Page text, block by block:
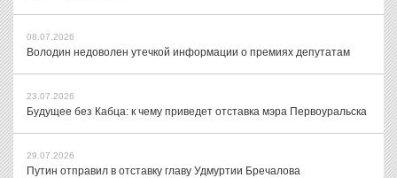
08.07.2026
Володин недоволен утечкой информации о премиях депутатам
23.07.2026
Будущее без Кабца: к чему приведет отставка мэра Первоуральска
29.07.2026
Путин отправил в отставку главу Удмуртии Бречалова